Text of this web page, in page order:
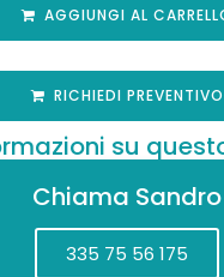
AGGIUNGI AL
RICHIEDI PREVENTIVO
su
Chiama Sandro
335 75 56 175